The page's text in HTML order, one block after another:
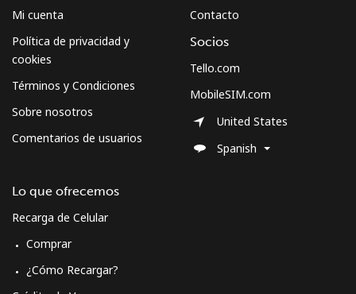
Mi cuenta
Política de privacidad y
cookies
Términos y Condiciones
Sobre nosotros
Comentarios de usuarios
Lo que ofrecemos
Recarga de Celular
Comprar
¿Cómo Recargar?
Contacto
Socios
Tello.com
MobileSIM.com
United States
Spanish